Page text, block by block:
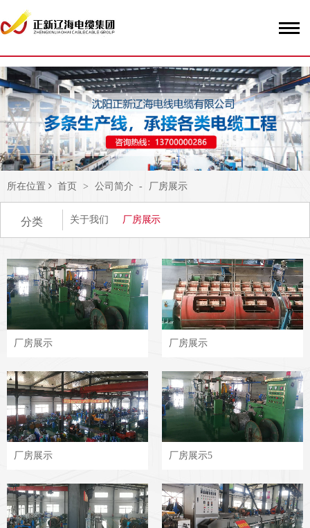
所在位置 首页 > 公司简介 - 厂房展示
分类 关于我们 厂房展示
厂房展示 厂房展示
厂房展示 厂房展示5